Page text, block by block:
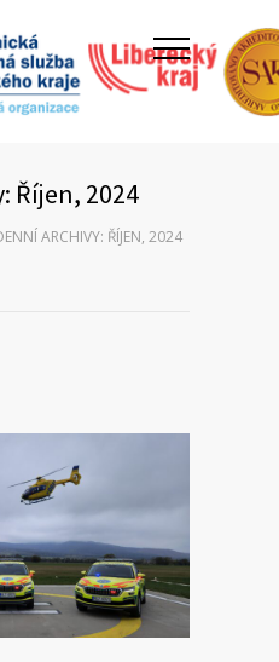
Říjen, 2024
ARCHIVY: ŘÍJEN, 2024